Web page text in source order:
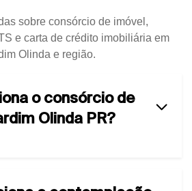
sobre consórcio de imóvel,
e carta de crédito imobiliária em
Olinda e região.
o consórcio de
Olinda PR?